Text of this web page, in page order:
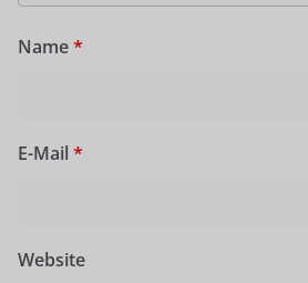
Name*
E-Mail *
Website